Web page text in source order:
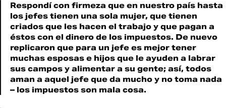
Respondí con firmeza que en nuestro país hasta
los jefes tienen una sola mujer, que tienen
criados que les hacen el trabajo y que pagan a
éstos con el dinero de los impuestos. De nuevo
replicaron que para un jefe es mejor tener
muchas esposas e hijos que le ayuden a labrar
sus campos y alimentar a su gente; así, todos
aman a aquel jefe que da mucho y no toma nada
– los impuestos son mala cosa.